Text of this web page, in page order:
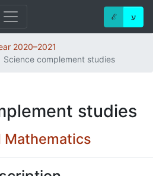
ℰ ע
2020–2021
Science complement studies
studies
Mathematics